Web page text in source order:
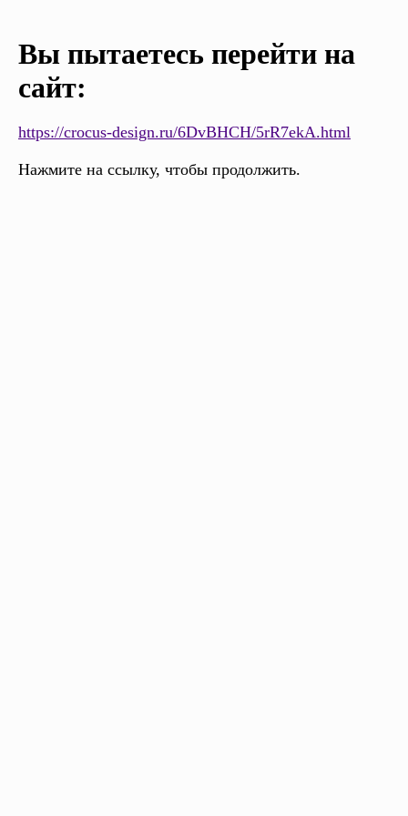
Вы пытаетесь перейти на
сайт:
https://crocus-design.ru/6DvBHCH/5rR7ekA.html
Нажмите на ссылку, чтобы продолжить.